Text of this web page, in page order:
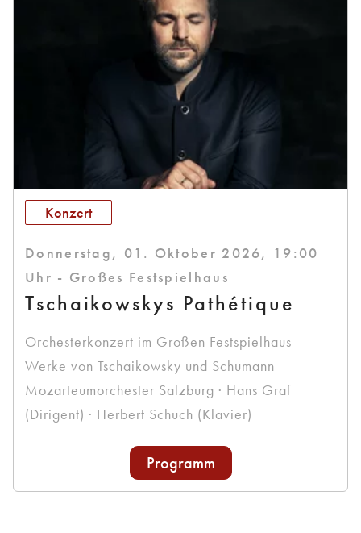
Konzert
Donnerstag, 01. Oktober 2026, 19:00
Uhr - Großes Festspielhaus
Tschaikowskys Pathétique
Orchesterkonzert im Großen Festspielhaus
Werke von Tschaikowsky und Schumann
Mozarteumorchester Salzburg · Hans Graf
(Dirigent) · Herbert Schuch (Klavier)
Programm